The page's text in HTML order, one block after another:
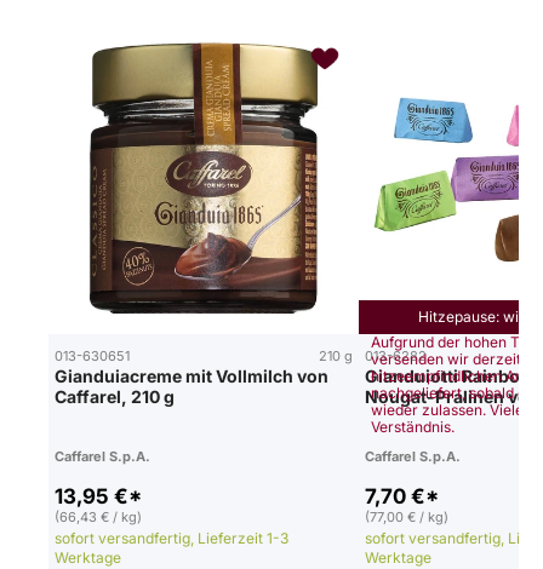
013-630651 210 g
Gianduiacreme mit Vollmilch von
Caffarel, 210 g
Caffarel S.p.A.
13,95 €*
(66,43 € / kg)
sofort versandfertig, Lieferzeit 1-3
Werktage
Hitzepause: wir
Aufgrund der hohen
versenden wir derzeit
hitzeempfindlichen
nachgeliefert, sobald es
wieder zulassen. Vielen
Verständnis.
013-6282
Gianduiotti Rainbow
Nougat-Pralinen von
Caffarel S.p.A.
7,70 €*
(77,00 € / kg)
sofort versandfertig,
Werktage